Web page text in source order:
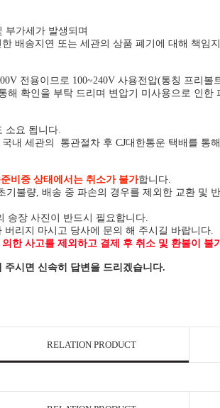
부가세가 발생되며
배송지연 또는 세관의 상품 폐기에 대해 책임
전용이므로 100~240V 사용전압(통칭 프리
해 확인을 부탁 드리며 변압기 미사용으로 인
소요 됩니다.
내 세관의 통관절차 후 CJ대한통운 택배를 통
비중 상태에서는 취소가 불가합니다.
불량, 배송 중 파손의 경우를 제외한 교환 및
송장 사진이 반드시 필요합니다.
리지 마시고 당사에 문의 해 주시길 바랍니다.
한 사고를 제외하고 결제 후 취소 및 환불이 불
시면 신속히 답변을 드리겠습니다.
RELATION PRODUCT